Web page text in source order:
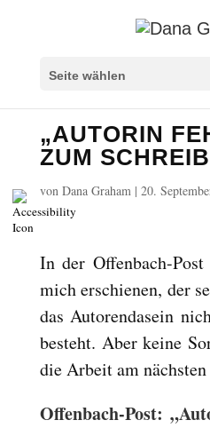
Seite wählen
„AUTORIN
ZUM
von Dana Graham| 20.
In der Offenbach-
mich erschienen, der
das Autorendasein
besteht. Aber keine
die Arbeit am
Offenbach-Post:
Überschriften markieren
settings
zoom_out Herauszoomen
zoom_in Vergrößern
remove_circle_outline Schrift
add_circle_outline
spellcheck Lesbare Schriftart
brightness_high Heller Kontrast
brightness_low Dunkler
format_underlined Links
font_download Links markieren
Reset